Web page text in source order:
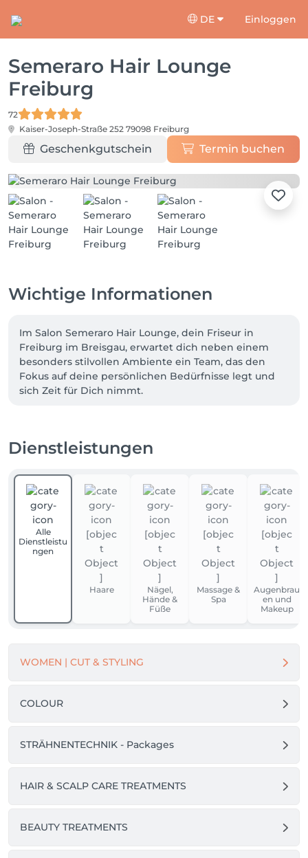
DE Einloggen
Semeraro Hair Lounge
Freiburg
72
Kaiser-Joseph-Straße 252 79098 Freiburg
Geschenkgutschein Termin buchen
Wichtige Informationen
Im Salon Semeraro Hair Lounge, dein Friseur in
Freiburg im Breisgau, erwartet dich neben einem
besonders stilvollen Ambiente ein Team, das den
Fokus auf deine persönlichen Bedürfnisse legt und
sich Zeit für Dich nimmt.
Strähnentechniken in allen Blond Nuancen. Zudem
Verdichtung in Zusammenarbeit mit Great Lenghts
an.
Wir legen besonderen Wert auf die Qualität und
arbeiten mit hochwertigen Produkten von La
Biosthetique Paris.
Durch unser einzigartiges Konzept haben wir für
Dich einen Ort zum Wohlfühlen und Entspannen
Dienstleistungen
Alle
Dienstleistu
ngen
Haare
Nägel,
Hände &
Füße
Massage &
Spa
Augenbrau
en und
Makeup
WOMEN | CUT & STYLING
COLOUR
STRÄHNENTECHNIK - Packages
HAIR & SCALP CARE TREATMENTS
BEAUTY TREATMENTS